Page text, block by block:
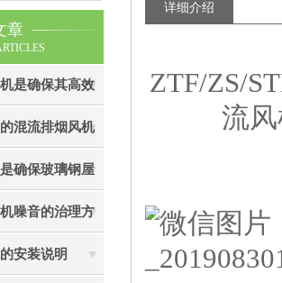
章
是确保其高效
混流排烟风机
”确保玻璃钢屋
噪音的治理方
安装说明
详细介绍
ZTF/ZS/
流